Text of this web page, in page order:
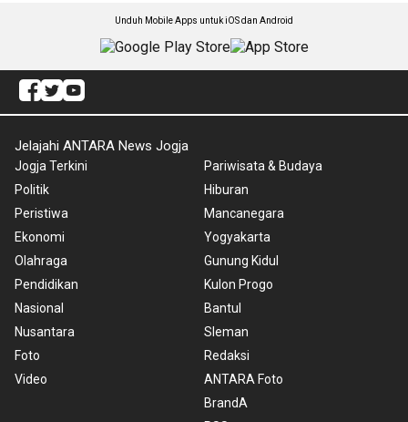
Unduh Mobile Apps untuk iOS dan Android
Jelajahi ANTARA News Jogja
Jogja Terkini
Politik
Peristiwa
Ekonomi
Olahraga
Pendidikan
Nasional
Nusantara
Foto
Video
Pariwisata & Budaya
Hiburan
Mancanegara
Yogyakarta
Gunung Kidul
Kulon Progo
Bantul
Sleman
Redaksi
ANTARA Foto
BrandA